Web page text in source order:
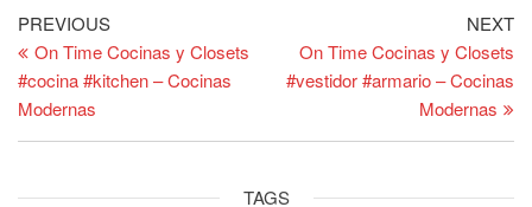
Post
navigation
Previous
Post
PREVIOUS
On Time Cocinas y Closets
#cocina #kitchen – Cocinas
Modernas
NEXT
On Time Cocinas y Closets
#vestidor #armario – Cocinas
Modernas
TAGS